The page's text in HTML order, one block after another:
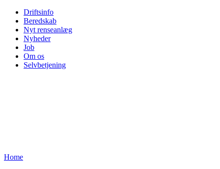
Driftsinfo
Beredskab
Nyt renseanlæg
Nyheder
Job
Om os
Selvbetjening
Home